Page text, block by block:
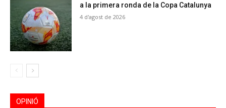
a la primera ronda de la Copa Catalunya
4 d'agost de 2026
OPINIÓ